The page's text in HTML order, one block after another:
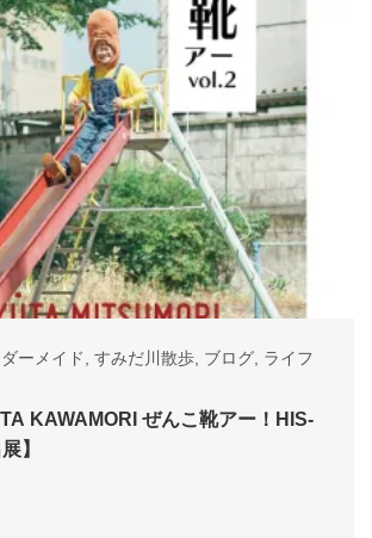
ーメイド, すみだ川散歩, ブログ, ライフ
KAWAMORI ぜんこ靴アー！HIS-
】